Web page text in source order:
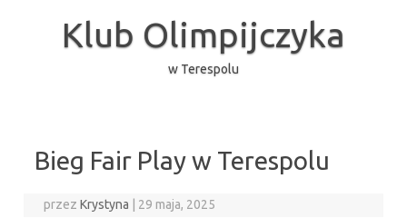
Klub Olimpijczyka
w Terespolu
Bieg Fair Play w Terespolu
przezKrystyna 29 maja, 2025